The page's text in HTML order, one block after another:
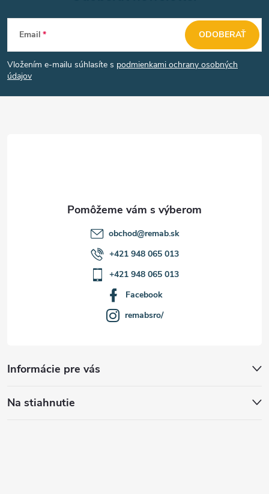
Z
á
p
Email
Vložením e-mailu súhlasíte s podmienkami ochrany osobných
údajov
ODOBERAŤ
Informácie pre vás
Na stiahnutie
obchod@remab.sk
+421 948 065 013
+421 948 065 013
Facebook
remabsro/